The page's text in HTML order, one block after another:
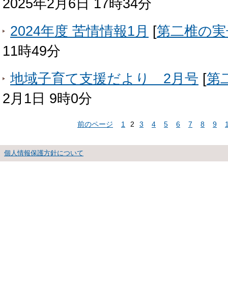
2025年2月6日 17時34分
2024年度 苦情情報1月
[第二椎の
11時49分
地域子育て支援だより 2月号 [第
2月1日 9時0分
前のページ 1 2 3 4 5 6 7 8 9
個人情報保護方針について